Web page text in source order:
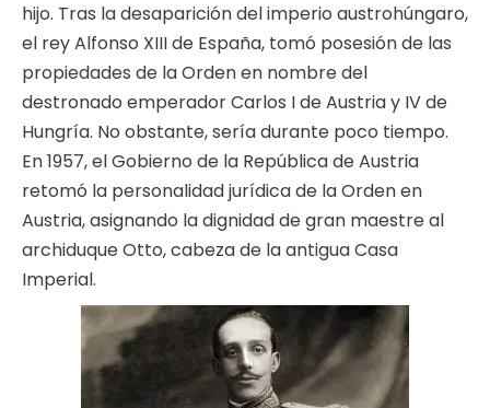
hijo. Tras la desaparición del imperio austrohúngaro,
el rey Alfonso XIII de España, tomó posesión de las
propiedades de la Orden en nombre del
destronado emperador Carlos I de Austria y IV de
Hungría. No obstante, sería durante poco tiempo.
En 1957, el Gobierno de la República de Austria
retomó la personalidad jurídica de la Orden en
Austria, asignando la dignidad de gran maestre al
archiduque Otto, cabeza de la antigua Casa
Imperial.